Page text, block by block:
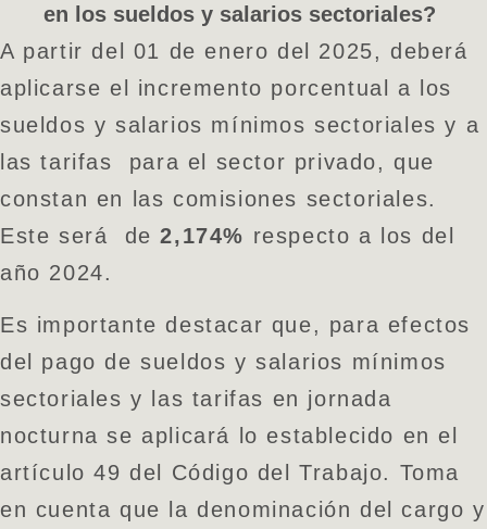
en los sueldos y salarios sectoriales?
A partir del 01 de enero del 2025, deberá
aplicarse el incremento porcentual a los
sueldos y salarios mínimos sectoriales y a
las tarifas para el sector privado, que
constan en las comisiones sectoriales.
Este será de2,174% respecto a los del
año 2024.
Es importante destacar que, para efectos
del pago de sueldos y salarios mínimos
sectoriales y las tarifas en jornada
nocturna se aplicará lo establecido en el
artículo 49 del Código del Trabajo. Toma
en cuenta que la denominación del cargo y